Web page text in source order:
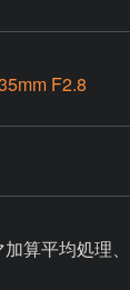
F2.8
算平均処理